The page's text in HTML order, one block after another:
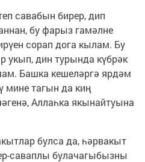
савабын бирер, дип
бу фарыз гамәлне
сорап дога кылам. Бу
укып, дин турында күбрәк
Башка кешеләргә ярдәм
мине тагын да киң
Аллаһка якынайтуына
булса да, һәрвакыт
саваплы булачагыбызны